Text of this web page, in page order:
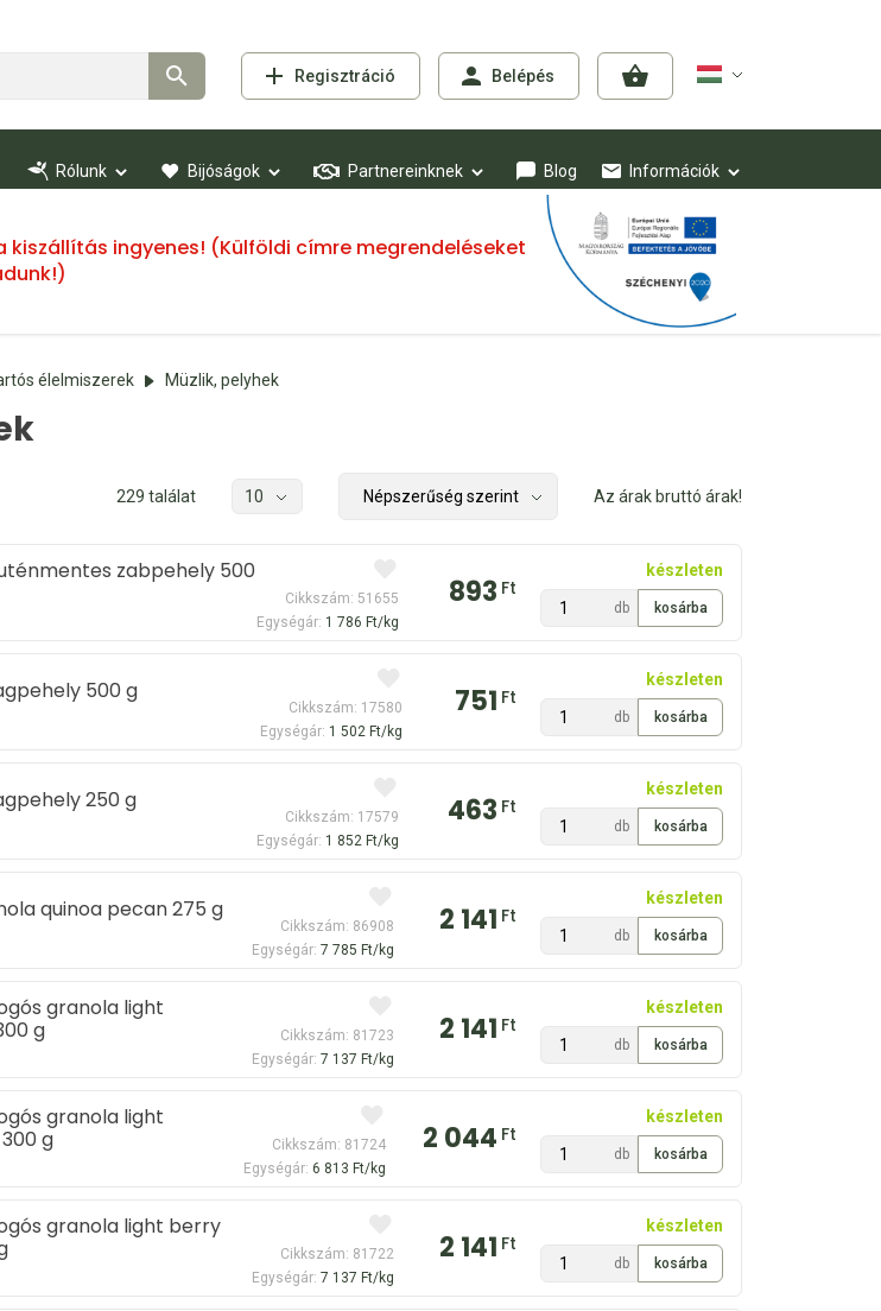
Regisztráció Belépés
Rólunk Bijóságok Partnereinknek Blog Információk
ingyenes! (Külföldi címre megrendeléseket
élelmiszerek Müzlik, pelyhek
229 találat Az árak bruttó árak!
zabpehely 500
Cikkszám: 51655
Egységár: 1 786 Ft/kg
893 Ft
készleten
db
500 g
Cikkszám: 17580
Egységár: 1 502 Ft/kg
751 Ft
készleten
db
250 g
Cikkszám: 17579
Egységár: 1 852 Ft/kg
463 Ft
készleten
db
quinoa pecan 275 g
Cikkszám: 86908
Egységár:7 785 Ft/kg
2 141 Ft
készleten
db
granola light
g
Cikkszám: 81723
Egységár:7 137 Ft/kg
2 141 Ft
készleten
db
granola light
g
Cikkszám: 81724
Egységár:6 813 Ft/kg
2 044 Ft
készleten
db
granola light berry
Cikkszám: 81722
Egységár:7 137 Ft/kg
2 141 Ft
készleten
db